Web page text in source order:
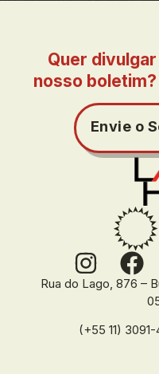
Rua do Lago, 876 –
(+55 11)
Quer
nosso boletim?
Envie o